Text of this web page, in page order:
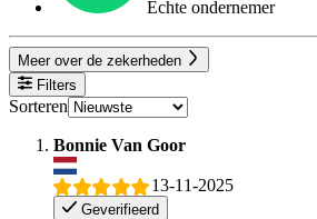
Echte ondernemer
Meer over de zekerheden
Filters
Sorteren
Bonnie Van Goor
13-11-2025
Geverifieerd